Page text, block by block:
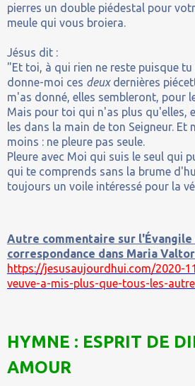
pierres un double piédestal pour
meule qui vous broiera.
Jésus dit :
"Et toi, à qui rien ne reste puisque
donne-moi ces deux dernières
m'as donné, elles sembleront, pour
Mais pour toi qui n'as plus qu'elles,
les dans la main de ton Seigneur. Et
moins : ne pleure pas seule.
Pleure avec Moi qui suis le seul qui
qui te comprends sans la brume
toujours un voile intéressé pour la
Autre commentaire sur
correspondance dans Maria
https://jesusaujourdhui.com/2020-
veuve-a-mis-plus-que-tous-les-
HYMNE : ESPRIT DE
AMOUR